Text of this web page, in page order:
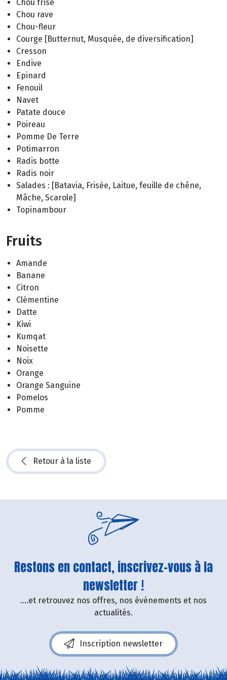
Chou frisé
Chou rave
Chou-fleur
Courge [Butternut, Musquée, de diversification]
Cresson
Endive
Epinard
Fenouil
Navet
Patate douce
Poireau
Pomme De Terre
Potimarron
Radis botte
Radis noir
Salades : [Batavia, Frisée, Laitue, feuille de chêne,
Mâche, Scarole]
Topinambour
Fruits
Amande
Banane
Citron
Clémentine
Datte
Kiwi
Kumqat
Noisette
Noix
Orange
Orange Sanguine
Pomelos
Pomme
Retour à la liste
Restons en contact, inscrivez-vous à la
newsletter !
....et retrouvez nos offres, nos événements et nos
actualités.
Inscription newsletter